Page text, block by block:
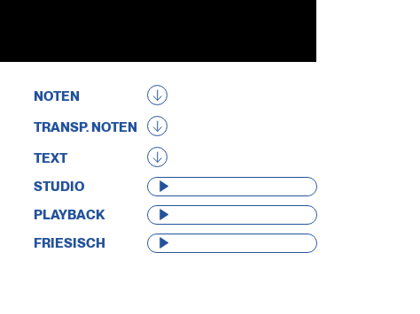
NOTEN
TRANSP. NOTEN
TEXT
STUDIO
AUDIO-
PLAYER
PLAYBACK
AUDIO-
PLAYER
FRIESISCH
AUDIO-